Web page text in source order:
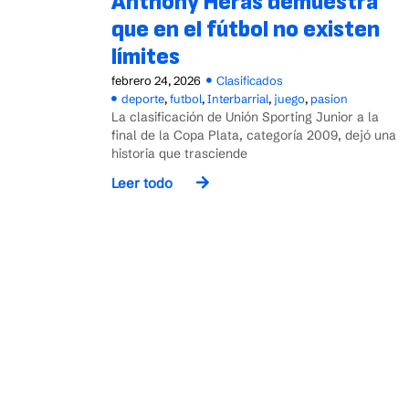
que en el fútbol no existen
límites
febrero 24, 2026
Clasificados
deporte,futbol,Interbarrial, juego, pasion
La clasificación de Unión Sporting Junior a la
final de la Copa Plata, categoría 2009, dejó una
historia que trasciende
Leer todo